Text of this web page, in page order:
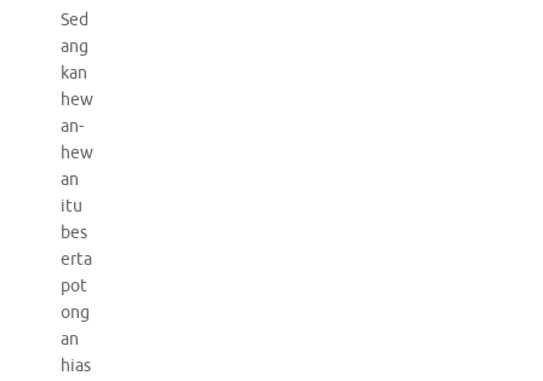
Sed
ang
kan
hew
an-
hew
an
itu
bes
erta
pot
ong
an
hias